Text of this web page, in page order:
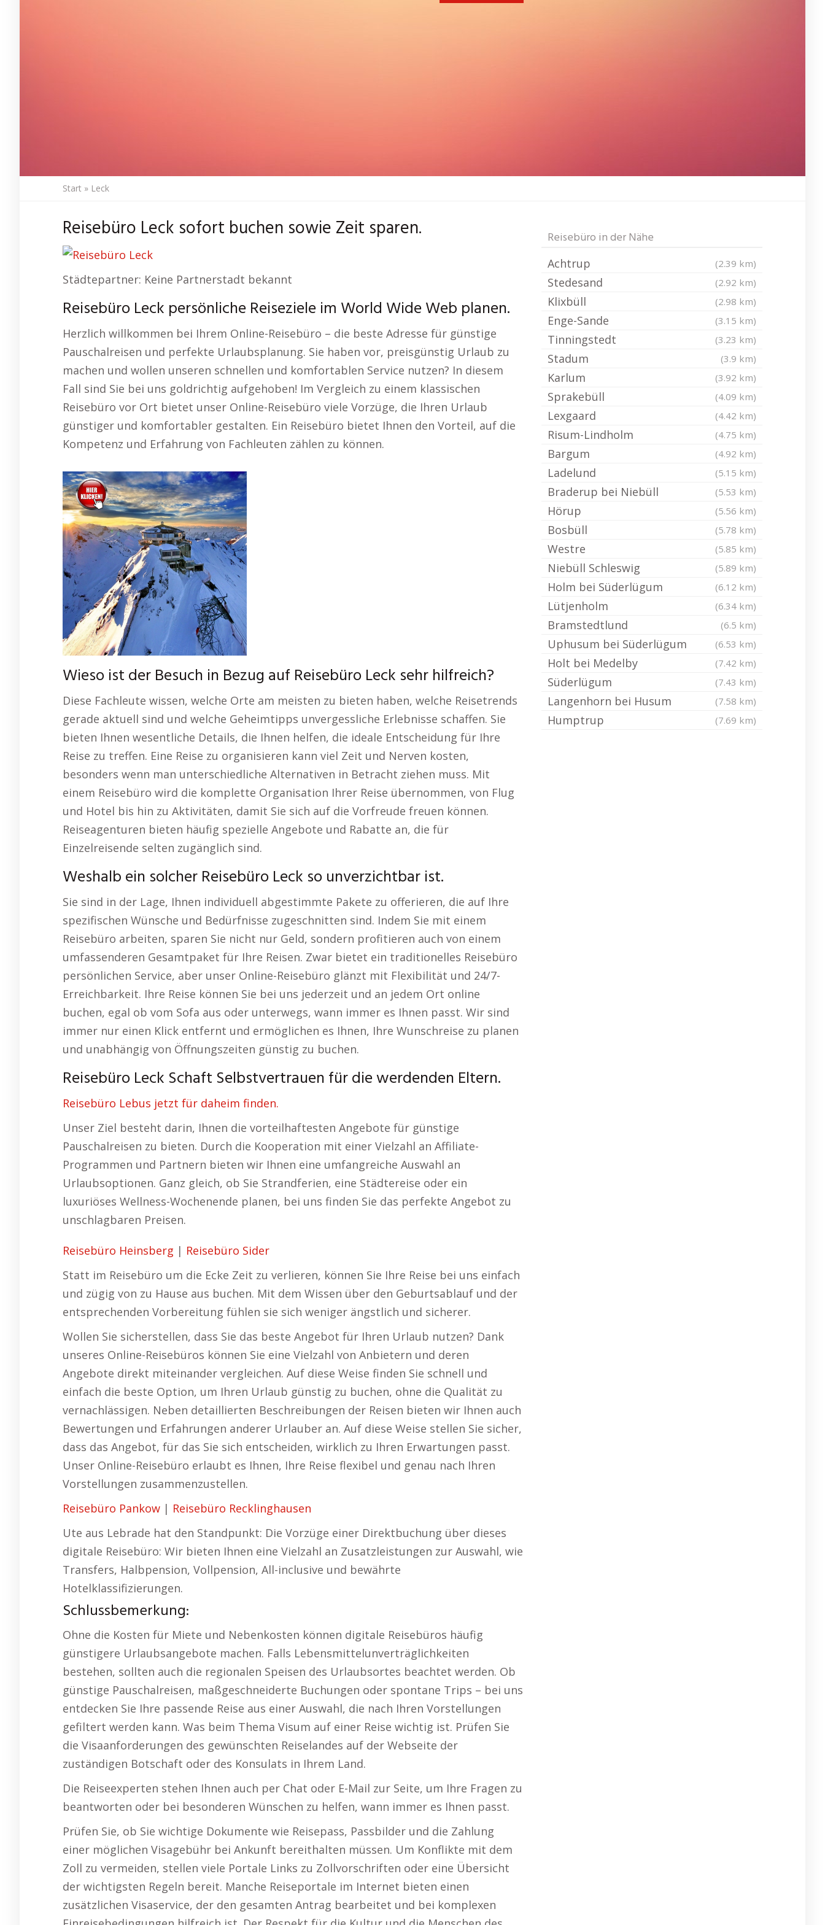
Start » Leck
Reisebüro Leck sofort buchen sowie Zeit sparen.
Städtepartner: Keine Partnerstadt bekannt
Reisebüro Leck persönliche Reiseziele im World Wide Web planen.
Herzlich willkommen bei Ihrem Online-Reisebüro – die beste Adresse für günstige
Pauschalreisen und perfekte Urlaubsplanung. Sie haben vor, preisgünstig Urlaub zu
machen und wollen unseren schnellen und komfortablen Service nutzen? In diesem
Fall sind Sie bei uns goldrichtig aufgehoben! Im Vergleich zu einem klassischen
Reisebüro vor Ort bietet unser Online-Reisebüro viele Vorzüge, die Ihren Urlaub
günstiger und komfortabler gestalten. Ein Reisebüro bietet Ihnen den Vorteil, auf die
Kompetenz und Erfahrung von Fachleuten zählen zu können.
Wieso ist der Besuch in Bezug auf Reisebüro Leck sehr hilfreich?
Diese Fachleute wissen, welche Orte am meisten zu bieten haben, welche Reisetrends
gerade aktuell sind und welche Geheimtipps unvergessliche Erlebnisse schaffen. Sie
bieten Ihnen wesentliche Details, die Ihnen helfen, die ideale Entscheidung für Ihre
Reise zu treffen. Eine Reise zu organisieren kann viel Zeit und Nerven kosten,
besonders wenn man unterschiedliche Alternativen in Betracht ziehen muss. Mit
einem Reisebüro wird die komplette Organisation Ihrer Reise übernommen, von Flug
und Hotel bis hin zu Aktivitäten, damit Sie sich auf die Vorfreude freuen können.
Reiseagenturen bieten häufig spezielle Angebote und Rabatte an, die für
Einzelreisende selten zugänglich sind.
Weshalb ein solcher Reisebüro Leck so unverzichtbar ist.
Sie sind in der Lage, Ihnen individuell abgestimmte Pakete zu offerieren, die auf Ihre
spezifischen Wünsche und Bedürfnisse zugeschnitten sind. Indem Sie mit einem
Reisebüro arbeiten, sparen Sie nicht nur Geld, sondern profitieren auch von einem
umfassenderen Gesamtpaket für Ihre Reisen. Zwar bietet ein traditionelles Reisebüro
persönlichen Service, aber unser Online-Reisebüro glänzt mit Flexibilität und 24/7-
Erreichbarkeit. Ihre Reise können Sie bei uns jederzeit und an jedem Ort online
buchen, egal ob vom Sofa aus oder unterwegs, wann immer es Ihnen passt. Wir sind
immer nur einen Klick entfernt und ermöglichen es Ihnen, Ihre Wunschreise zu planen
und unabhängig von Öffnungszeiten günstig zu buchen.
Reisebüro Leck Schaft Selbstvertrauen für die werdenden Eltern.
Reisebüro Lebus jetzt für daheim finden.
Unser Ziel besteht darin, Ihnen die vorteilhaftesten Angebote für günstige
Pauschalreisen zu bieten. Durch die Kooperation mit einer Vielzahl an Affiliate-
Programmen und Partnern bieten wir Ihnen eine umfangreiche Auswahl an
Urlaubsoptionen. Ganz gleich, ob Sie Strandferien, eine Städtereise oder ein
luxuriöses Wellness-Wochenende planen, bei uns finden Sie das perfekte Angebot zu
unschlagbaren Preisen.
Reisebüro Heinsberg | Reisebüro Sider
Statt im Reisebüro um die Ecke Zeit zu verlieren, können Sie Ihre Reise bei uns einfach
und zügig von zu Hause aus buchen. Mit dem Wissen über den Geburtsablauf und der
entsprechenden Vorbereitung fühlen sie sich weniger ängstlich und sicherer.
Wollen Sie sicherstellen, dass Sie das beste Angebot für Ihren Urlaub nutzen? Dank
unseres Online-Reisebüros können Sie eine Vielzahl von Anbietern und deren
Angebote direkt miteinander vergleichen. Auf diese Weise finden Sie schnell und
einfach die beste Option, um Ihren Urlaub günstig zu buchen, ohne die Qualität zu
vernachlässigen. Neben detaillierten Beschreibungen der Reisen bieten wir Ihnen auch
Bewertungen und Erfahrungen anderer Urlauber an. Auf diese Weise stellen Sie sicher,
dass das Angebot, für das Sie sich entscheiden, wirklich zu Ihren Erwartungen passt.
Unser Online-Reisebüro erlaubt es Ihnen, Ihre Reise flexibel und genau nach Ihren
Vorstellungen zusammenzustellen.
Reisebüro Pankow | Reisebüro Recklinghausen
Ute aus Lebrade hat den Standpunkt: Die Vorzüge einer Direktbuchung über dieses
digitale Reisebüro: Wir bieten Ihnen eine Vielzahl an Zusatzleistungen zur Auswahl, wie
Transfers, Halbpension, Vollpension, All-inclusive und bewährte
Hotelklassifizierungen.
Schlussbemerkung:
Ohne die Kosten für Miete und Nebenkosten können digitale Reisebüros häufig
günstigere Urlaubsangebote machen. Falls Lebensmittelunverträglichkeiten
bestehen, sollten auch die regionalen Speisen des Urlaubsortes beachtet werden. Ob
günstige Pauschalreisen, maßgeschneiderte Buchungen oder spontane Trips – bei uns
entdecken Sie Ihre passende Reise aus einer Auswahl, die nach Ihren Vorstellungen
gefiltert werden kann. Was beim Thema Visum auf einer Reise wichtig ist. Prüfen Sie
die Visaanforderungen des gewünschten Reiselandes auf der Webseite der
zuständigen Botschaft oder des Konsulats in Ihrem Land.
Die Reiseexperten stehen Ihnen auch per Chat oder E-Mail zur Seite, um Ihre Fragen zu
beantworten oder bei besonderen Wünschen zu helfen, wann immer es Ihnen passt.
Prüfen Sie, ob Sie wichtige Dokumente wie Reisepass, Passbilder und die Zahlung
einer möglichen Visagebühr bei Ankunft bereithalten müssen. Um Konflikte mit dem
Zoll zu vermeiden, stellen viele Portale Links zu Zollvorschriften oder eine Übersicht
der wichtigsten Regeln bereit. Manche Reiseportale im Internet bieten einen
zusätzlichen Visaservice, der den gesamten Antrag bearbeitet und bei komplexen
Reisebüro in der Nähe
Achtrup (2.39 km)
Stedesand (2.92 km)
Klixbüll (2.98 km)
Enge-Sande (3.15 km)
Tinningstedt (3.23 km)
Stadum (3.9 km)
Karlum (3.92 km)
Sprakebüll (4.09 km)
Lexgaard (4.42 km)
Risum-Lindholm (4.75 km)
Bargum (4.92 km)
Ladelund (5.15 km)
Braderup bei Niebüll (5.53 km)
Hörup (5.56 km)
Bosbüll (5.78 km)
Westre (5.85 km)
Niebüll Schleswig (5.89 km)
Holm bei Süderlügum (6.12 km)
Lütjenholm (6.34 km)
Bramstedtlund (6.5 km)
Uphusum bei Süderlügum (6.53 km)
Holt bei Medelby (7.42 km)
Süderlügum (7.43 km)
Langenhorn bei Husum (7.58 km)
Humptrup (7.69 km)